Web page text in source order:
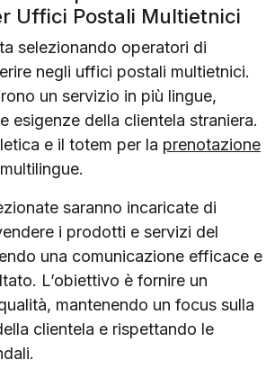
Uffici Postali Multietnici
selezionando operatori di
negli uffici postali multietnici.
un servizio in più lingue,
esigenze della clientela straniera.
e il totem per la prenotazione
saranno incaricate di
i prodotti e servizi del
una comunicazione efficace e
L’obiettivo è fornire un
mantenendo un focus sulla
clientela e rispettando le